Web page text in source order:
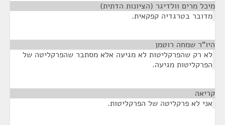
מיכל מרים וולדיגר (הציונות הדתית)
מדובר בטרגדיה קפקאית.
היו"ר שמחה רוטמן
לא רק שהפרקליטות לא מגיעה אלא מסתבר שהפרקליטה של
הפרקליטות מגיעה.
קריאה
אני לא פרקליטה של הפרקליטות.